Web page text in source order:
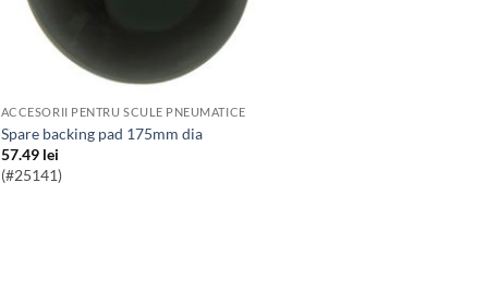
ACCESORII PENTRU SCULE PNEUMATICE
spare backing pad 175mm dia
57.49 lei
(#25141)